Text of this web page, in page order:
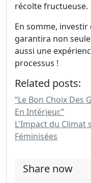
récolte fructueuse.
En somme,
garantira non
aussi une
processus !
Related posts:
“Le Bon Choix Des
En Intérieur.”
L'Impact du Climat
Féminisées
Share now